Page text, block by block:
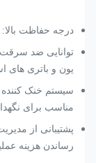
درجه حفاظت بالا: IP55
توانایی ضد سرقت
یون و باتری های
سیستم خنک
مناسب برای
پشتیبانی از
رساندن هزینه